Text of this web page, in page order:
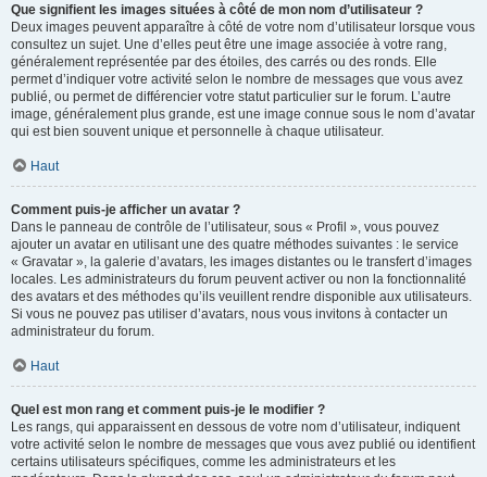
Que signifient les images situées à côté de mon nom d’utilisateur ?
Deux images peuvent apparaître à côté de votre nom d’utilisateur lorsque vous
consultez un sujet. Une d’elles peut être une image associée à votre rang,
généralement représentée par des étoiles, des carrés ou des ronds. Elle
permet d’indiquer votre activité selon le nombre de messages que vous avez
publié, ou permet de différencier votre statut particulier sur le forum. L’autre
image, généralement plus grande, est une image connue sous le nom d’avatar
qui est bien souvent unique et personnelle à chaque utilisateur.
Haut
Comment puis-je afficher un avatar ?
Dans le panneau de contrôle de l’utilisateur, sous « Profil », vous pouvez
ajouter un avatar en utilisant une des quatre méthodes suivantes : le service
« Gravatar », la galerie d’avatars, les images distantes ou le transfert d’images
locales. Les administrateurs du forum peuvent activer ou non la fonctionnalité
des avatars et des méthodes qu’ils veuillent rendre disponible aux utilisateurs.
Si vous ne pouvez pas utiliser d’avatars, nous vous invitons à contacter un
administrateur du forum.
Haut
Quel est mon rang et comment puis-je le modifier ?
Les rangs, qui apparaissent en dessous de votre nom d’utilisateur, indiquent
votre activité selon le nombre de messages que vous avez publié ou identifient
certains utilisateurs spécifiques, comme les administrateurs et les